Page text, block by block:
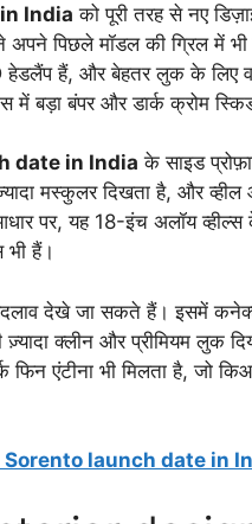
India को पूरी तरह से नए
पिछले मॉडल की ग्रिल में भी
हैं, और बेहतर लुक के लिए
में बड़ा बंपर और डार्क क्रोम
date in India के साइड
मस्कुलर दिखता है, और व्हील
पर, यह 18-इंच अलॉय
हैं।
देखे जा सकते हैं। इसमें
क्लीन और प्रीमियम लुक
एंटीना भी मिलता है, जो
Sorento launch date in